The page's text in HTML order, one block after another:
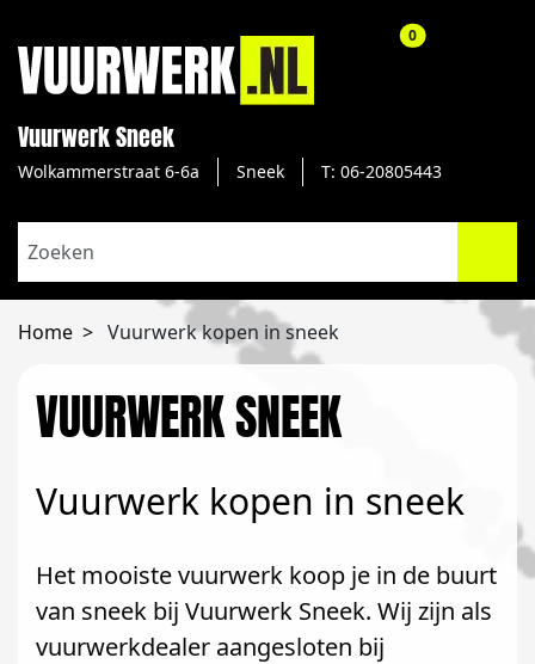
Vuurwerk Sneek
Wolkammerstraat 6-6a Sneek T: 06-20805443
0aantal
Home Vuurwerk kopen in sneek
VUURWERK SNEEK
Vuurwerk kopen in sneek
Het mooiste vuurwerk koop je in de buurt
van sneek bij Vuurwerk Sneek. Wij zijn als
vuurwerkdealer aangesloten bij